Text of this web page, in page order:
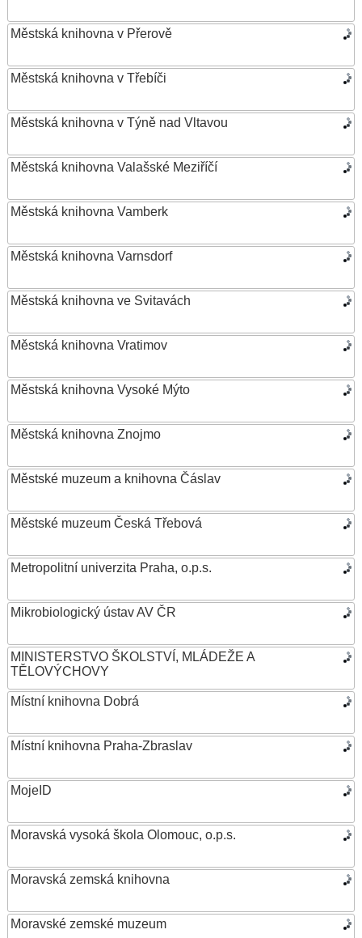
Městská knihovna v Přerově
Městská knihovna v Třebíči
Městská knihovna v Týně nad Vltavou
Městská knihovna Valašské Meziříčí
Městská knihovna Vamberk
Městská knihovna Varnsdorf
Městská knihovna ve Svitavách
Městská knihovna Vratimov
Městská knihovna Vysoké Mýto
Městská knihovna Znojmo
Městské muzeum a knihovna Čáslav
Městské muzeum Česká Třebová
Metropolitní univerzita Praha, o.p.s.
Mikrobiologický ústav AV ČR
MINISTERSTVO ŠKOLSTVÍ, MLÁDEŽE A
TĚLOVÝCHOVY
Místní knihovna Dobrá
Místní knihovna Praha-Zbraslav
MojeID
Moravská vysoká škola Olomouc, o.p.s.
Moravská zemská knihovna
Moravské zemské muzeum